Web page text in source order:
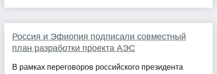
Россия и Эфиопия подписали совместный
план разработки проекта АЭС
В рамках переговоров российского президента